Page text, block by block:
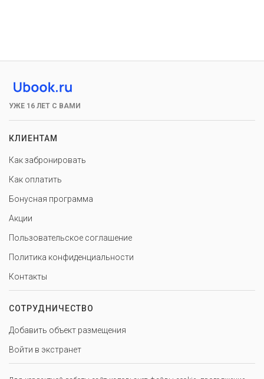
УЖЕ 16 ЛЕТ С ВАМИ
КЛИЕНТАМ
Как забронировать
Как оплатить
Бонусная программа
Акции
Пользовательское соглашение
Политика конфиденциальности
Контакты
СОТРУДНИЧЕСТВО
Добавить объект размещения
Войти в экстранет